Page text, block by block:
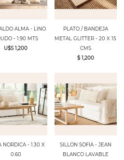
ALMA - LINO
- 1.90 MTS
U$S 1,200
PLATO / BANDEJA
METAL GLITTER - 20 X 15
CMS
$ 1,200
NORDICA - 1.30 X
0.60
SILLON SOFIA - JEAN
BLANCO LAVABLE